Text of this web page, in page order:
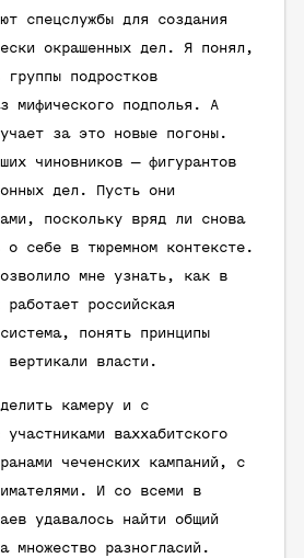
спецслужбы для создания
окрашенных дел. Я понял,
подростков
мифического подполья. А
за это новые погоны.
чиновников — фигурантов
дел. Пусть они
поскольку вряд ли снова
о себе в тюремном контексте.
мне узнать, как в
работает российская
понять принципы
вертикали власти.
камеру и с
ваххабитского
чеченских кампаний, с
И со всеми в
удавалось найти общий
множество разногласий.